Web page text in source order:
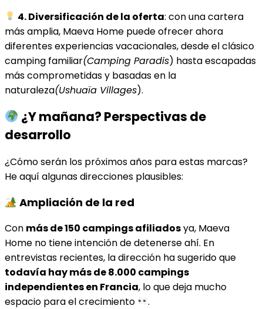
4. Diversificación de la oferta: con una cartera
más amplia, Maeva Home puede ofrecer ahora
diferentes experiencias vacacionales, desde el clásico
camping familiar(Camping Paradis) hasta escapadas
más comprometidas y basadas en la
naturaleza(Ushuaïa Villages).
¿Y mañana? Perspectivas de
desarrollo
¿Cómo serán los próximos años para estas marcas?
He aquí algunas direcciones plausibles:
Ampliación de la red
Con más de 150 campings afiliadosya, Maeva
Home no tiene intención de detenerse ahí. En
entrevistas recientes, la dirección ha sugerido que
todavía hay más de 8.000 campings
independientes en Francia, lo que deja mucho
espacio para el crecimiento
.